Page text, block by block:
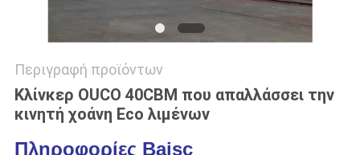
Περιγραφή προϊόντων
Κλίνκερ OUCO 40CBM που απαλλάσσει την
κινητή χοάνη Eco λιμένων
Πληροφορίες Baisc